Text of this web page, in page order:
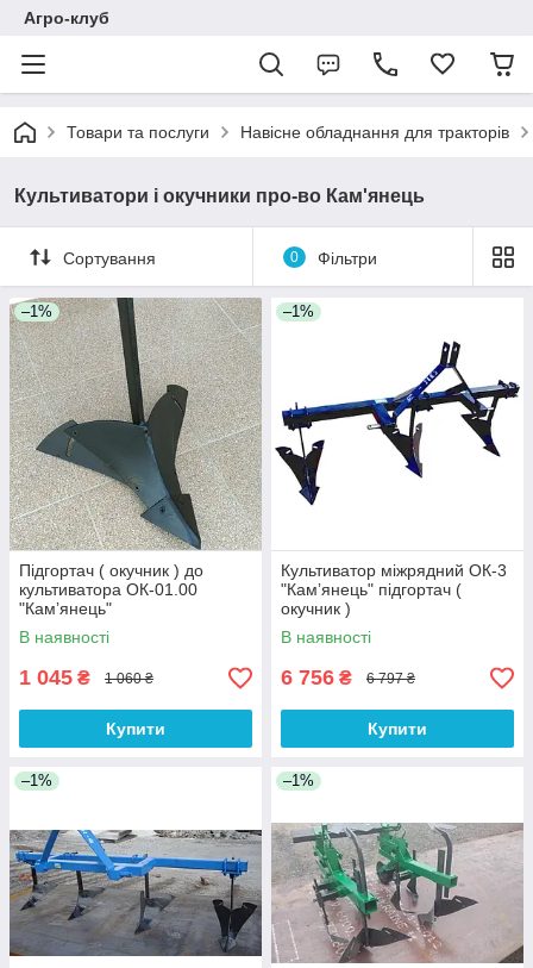
Агро-клуб
Товари та послуги Навісне обладнання для тракторів
Культиватори і окучники про-во Кам'янець
Сортування 0 Фільтри
–1%
Підгортач ( окучник ) до
культиватора ОК-01.00
"Камʼянець"
В наявності
1 045 ₴ 1 060 ₴
Купити
–1%
Культиватор міжрядний ОК-3
"Камʼянець" підгортач (
окучник )
В наявності
6 756 ₴ 6 797 ₴
Купити
–1% –1%